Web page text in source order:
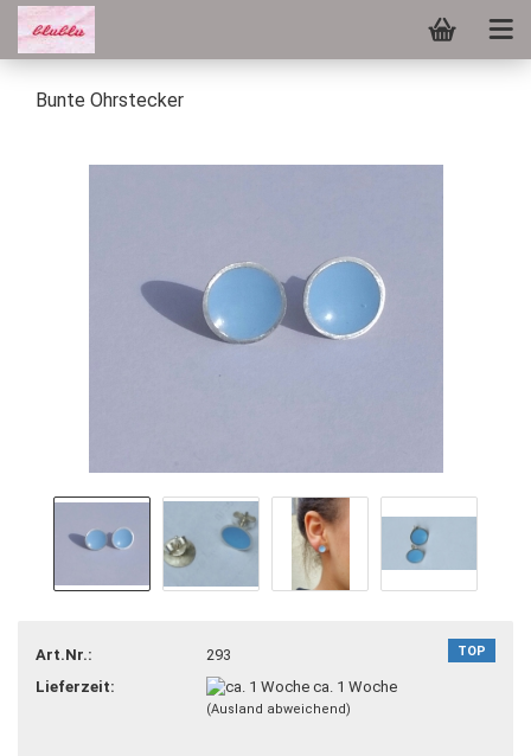
Bunte Ohrstecker
TOP
Art.Nr.:
293
Lieferzeit:
ca. 1 Woche
(Ausland abweichend)